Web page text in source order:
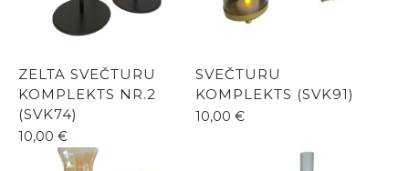
ZELTA SVEČTURU
KOMPLEKTS NR.2
(SVK74)
10,00 €
SVEČTURU
KOMPLEKTS (SVK91)
10,00 €